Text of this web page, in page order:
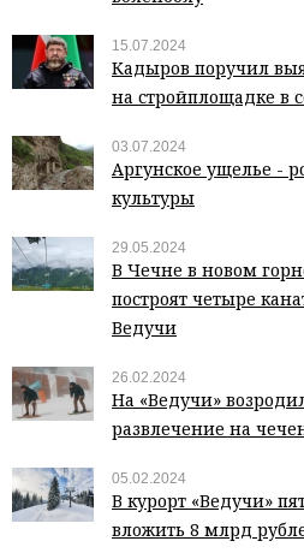
15.07.2024
Кадыров поручил
на стройплощадке в
03.07.2024
Аргунское ущелье -
культуры
29.05.2024
В Чечне в новом
построят четыре
Ведучи
26.02.2024
На «Ведучи»
развлечение на
05.02.2024
В курорт «Ведучи»
вложить 8 млрд